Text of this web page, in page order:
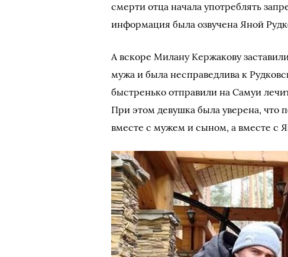
смерти отца начала употреблять
информация была озвучена Яной
А вскоре Милану Кержакову
мужа и была несправедлива к
быстренько отправили на Самуи
При этом девушка была уверена, что
вместе с мужем и сыном, а вместе с